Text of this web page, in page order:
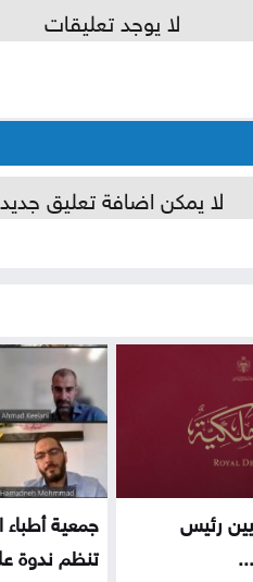
لا يوجد تعليقات
لا يمكن اضافة تعليق جديد
رئيس
جمعية أطباء
تنظم ندوة